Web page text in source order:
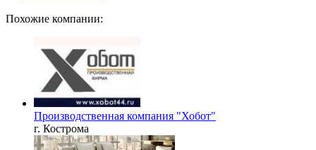
Похожие компании:
Производственная компания "Хобот"
г. Кострома